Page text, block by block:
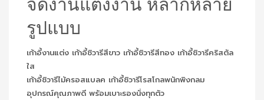
จัดงานแต่งงาน หลากหลาย
รูปแบบ
เก้าอี้งานแต่ง เก้าอี้ชิวารีสีขาว เก้าอี้ชิวารีสีทอง เก้าอี้ชิวารีคริสตัล
ใส
เก้าอี้ชิวารีไม้ครอสแบลค เก้าอี้ชิวารีโรสโกลพนักพิงกลม
อุปกรณ์คุณภาพดี พร้อมเบาะรองนั่งทุกตัว